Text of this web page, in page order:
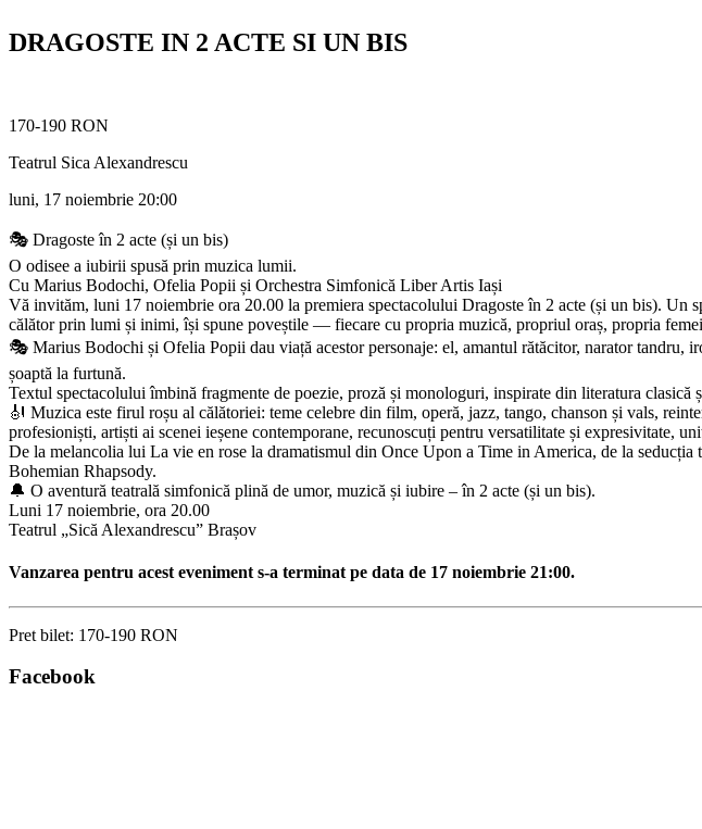
DRAGOSTE IN 2 ACTE SI UN BIS
170-190 RON
Teatrul Sica Alexandrescu
luni, 17 noiembrie 20:00
🎭 Dragoste în 2 acte (și un bis)
O odisee a iubirii spusă prin muzica lumii.
Cu Marius Bodochi, Ofelia Popii și Orchestra Simfonică Liber Artis Iași
Vă invităm, luni 17 noiembrie ora 20.00 la premiera spectacolului Dragoste în 2 acte (și un bis). Un
călător prin lumi și inimi, își spune poveștile — fiecare cu propria muzică, propriul oraș, propria
🎭 Marius Bodochi și Ofelia Popii dau viață acestor personaje: el, amantul rătăcitor, narator
șoaptă la furtună.
Textul spectacolului îmbină fragmente de poezie, proză și monologuri, inspirate din literatura
🎻 Muzica este firul roșu al călătoriei: teme celebre din film, operă, jazz, tango, chanson și vals,
profesioniști, artiști ai scenei ieșene contemporane, recunoscuți pentru versatilitate și expresivitate,
De la melancolia lui La vie en rose la dramatismul din Once Upon a Time in America, de la
Bohemian Rhapsody.
🔔 O aventură teatrală simfonică plină de umor, muzică și iubire – în 2 acte (și un bis).
Luni 17 noiembrie, ora 20.00
Teatrul „Sică Alexandrescu” Brașov
Vanzarea pentru acest eveniment s-a terminat pe data de 17 noiembrie 21:00.
Pret bilet: 170-190 RON
Facebook